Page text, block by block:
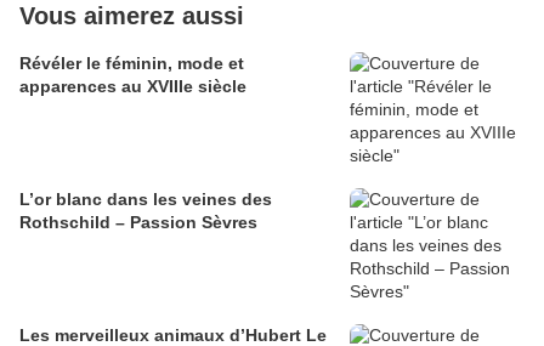
Vous aimerez aussi
​​​​​​​Révéler le féminin, mode et
apparences au XVIIIe siècle
L’or blanc dans les veines des
Rothschild – Passion Sèvres
Les merveilleux animaux d’Hubert Le